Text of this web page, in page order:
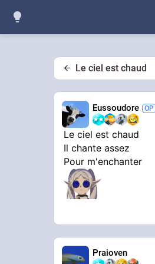
Le ciel est chaud
Eussoudore
Le ciel est chaud
Il chante assez
Pour m'enchanter
Praioven